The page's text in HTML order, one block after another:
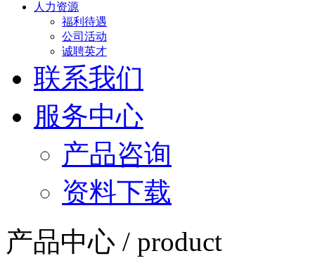
人力资源
福利待遇
公司活动
诚聘英才
联系我们
服务中心
产品咨询
资料下载
产品中心 / product